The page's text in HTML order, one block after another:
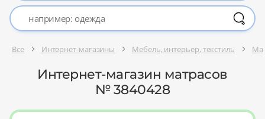
Все Интернет-магазины Мебель, интерьер, текстиль
Интернет-магазин матрасов
№ 3840428